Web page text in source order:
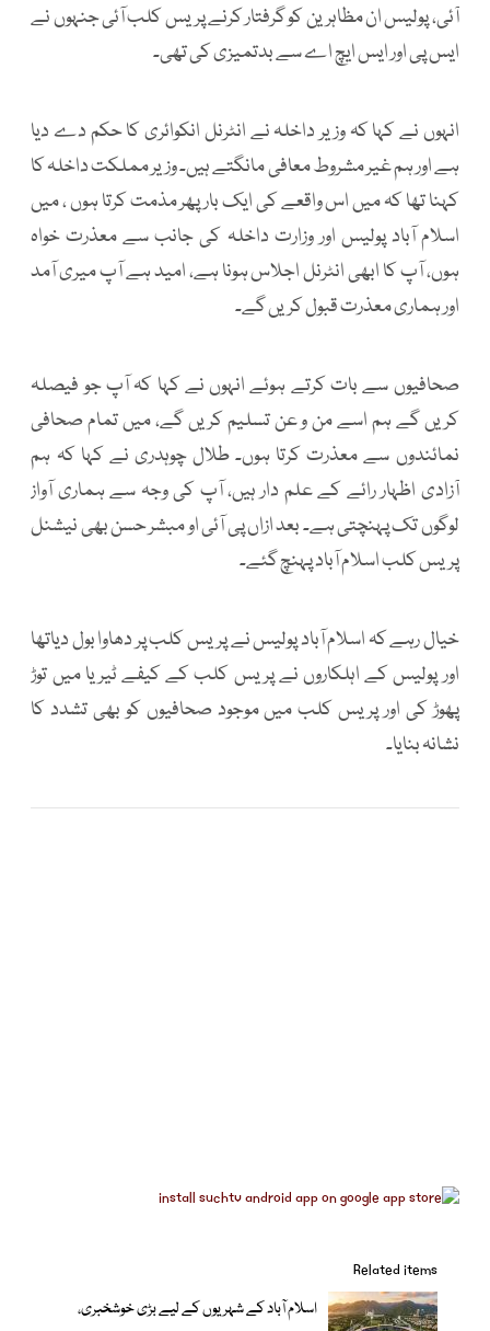
آئی، پولیس ان مظاہرین کو گرفتار کرنے پریس کلب آئی جنہوں نے
ایس پی اور ایس ایچ اے سے بدتمیزی کی تھی۔
انہوں نے کہا کہ وزیر داخلہ نے انٹرنل انکوائری کا حکم دے دیا
ہے اور ہم غیر مشروط معافی مانگتے ہیں۔ وزیر مملکت داخلہ کا
کہنا تھا کہ میں اس واقعے کی ایک بار پھر مذمت کرتا ہوں ، میں
اسلام آباد پولیس اور وزارت داخلہ کی جانب سے معذرت خواہ
ہوں، آپ کا ابھی انٹرنل اجلاس ہونا ہے، امید ہے آپ میری آمد
اور ہماری معذرت قبول کریں گے۔
صحافیوں سے بات کرتے ہوئے انہوں نے کہا کہ آپ جو فیصلہ
کریں گے ہم اسے من و عن تسلیم کریں گے، میں تمام صحافی
نمائندوں سے معذرت کرتا ہوں۔ طلال چوہدری نے کہا کہ ہم
آزادی اظہار رائے کے علم دار ہیں، آپ کی وجہ سے ہماری آواز
لوگوں تک پہنچتی ہے۔ بعد ازاں پی آئی او مبشر حسن بھی نیشنل
پریس کلب اسلام آباد پہنچ گئے۔
خیال رہے کہ اسلام آباد پولیس نے پریس کلب پر دھاوا بول دیاتھا
اور پولیس کے اہلکاروں نے پریس کلب کے کیفے ٹیریا میں توڑ
پھوڑ کی اور پریس کلب میں موجود صحافیوں کو بھی تشدد کا
نشانہ بنایا۔
Related items
اسلام آباد کے شہریوں کے لیے بڑی خوشخبری،